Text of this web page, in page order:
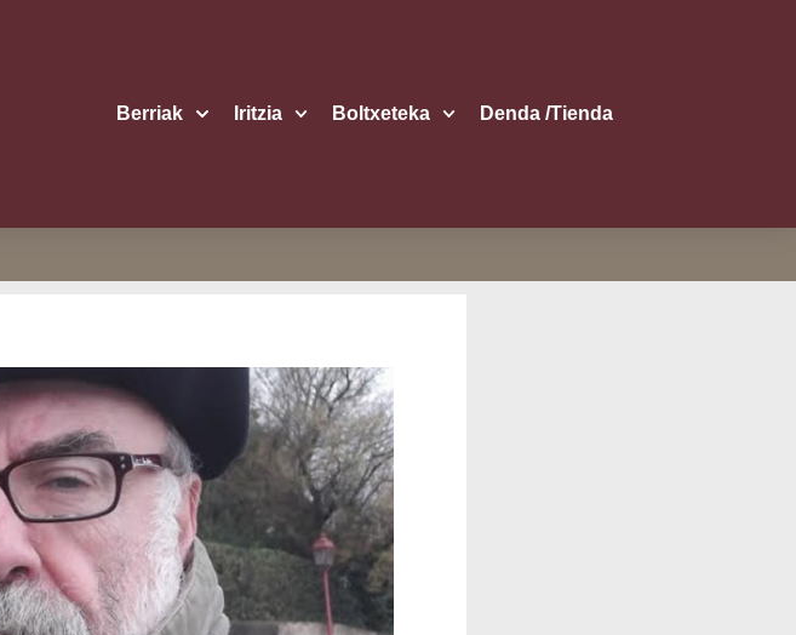
Berriak Iritzia Boltxe­te­ka Den­da /​Tien­da